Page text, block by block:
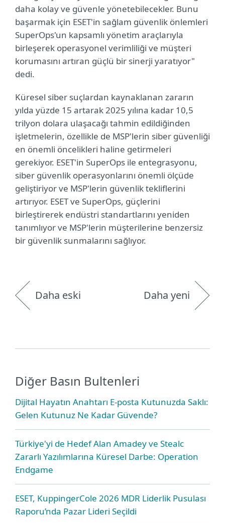
daha kolay ve güvenle yönetebilecekler. Bunu
başarmak için ESET'in sağlam güvenlik önlemleri
SuperOps'un kapsamlı yönetim araçlarıyla
birleşerek operasyonel verimliliği ve müşteri
korumasını artıran güçlü bir sinerji yaratıyor"
dedi.
Küresel siber suçlardan kaynaklanan zararın
yılda yüzde 15 artarak 2025 yılına kadar 10,5
trilyon dolara ulaşacağı tahmin edildiğinden
işletmelerin, özellikle de MSP'lerin siber güvenliği
en önemli öncelikleri haline getirmeleri
gerekiyor. ESET'in SuperOps ile entegrasyonu,
siber güvenlik operasyonlarını önemli ölçüde
geliştiriyor ve MSP'lerin güvenlik tekliflerini
artırıyor. ESET ve SuperOps, güçlerini
birleştirerek endüstri standartlarını yeniden
tanımlıyor ve MSP'lerin müşterilerine benzersiz
bir güvenlik sunmalarını sağlıyor.
Daha eski Daha yeni
Diğer Basın Bultenleri
Dijital Hayatın Anahtarı E-posta Kutunuzda Saklı:
Gelen Kutunuz Ne Kadar Güvende?
Türkiye'yi de Hedef Alan Amadey ve Stealc
Zararlı Yazılımlarına Küresel Darbe: Operation
Endgame
ESET, KuppingerCole 2026 MDR Liderlik Pusulası
Raporu’nda Pazar Lideri Seçildi